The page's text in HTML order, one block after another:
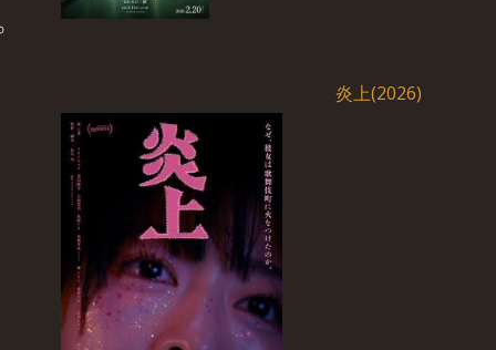
炎上(2026)